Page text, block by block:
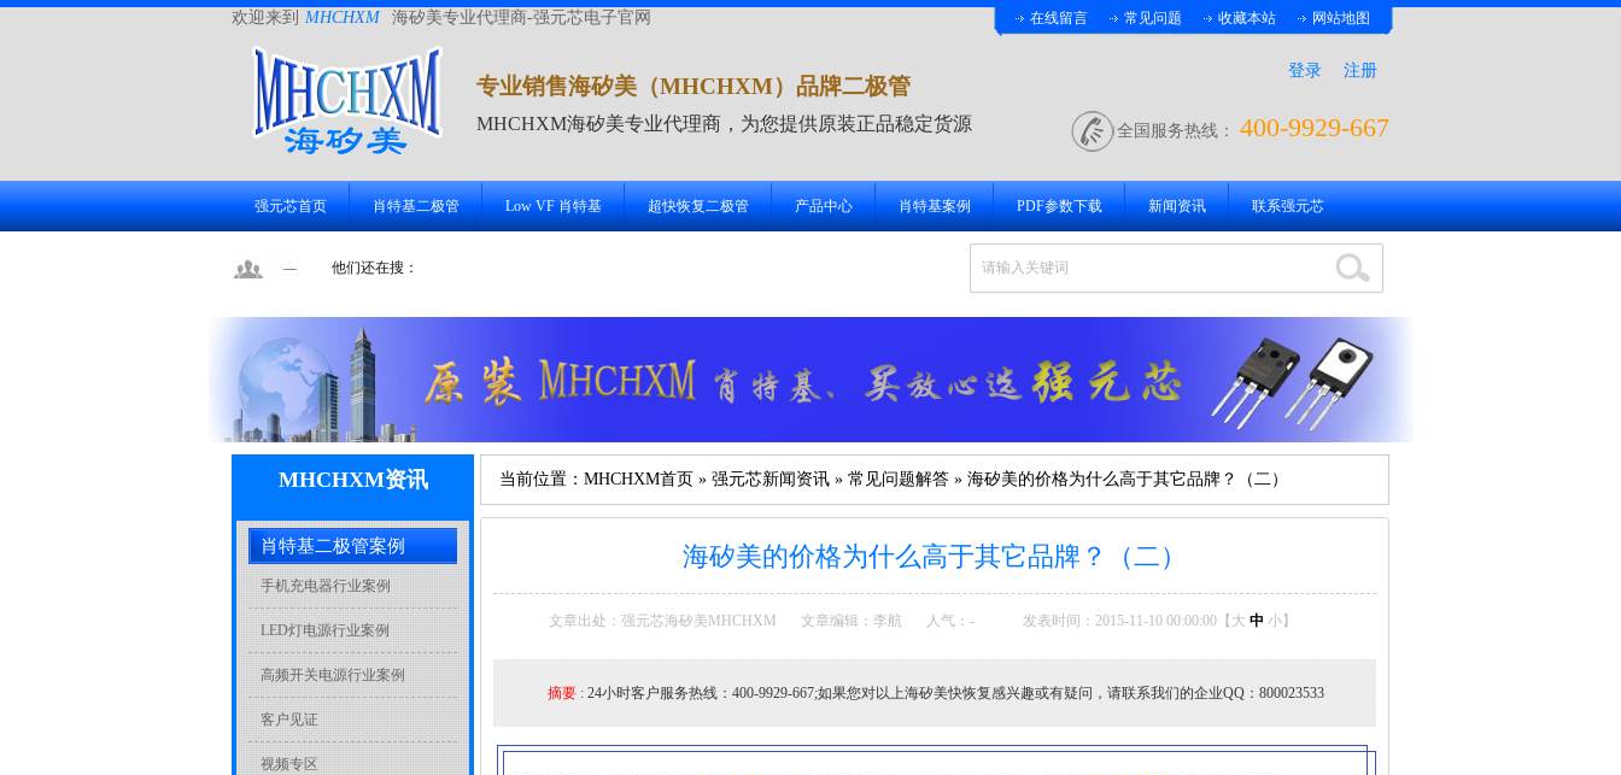
欢迎来到 MHCHXM 海矽美专业代理商-强元芯电子官网 在线留言 常见问题 收藏本站 网站地图
专业销售海矽美（MHCHXM）品牌二极管
MHCHXM海矽美专业代理商，为您提供原装正品稳定货源
登录 注册
全国服务热线： 400-9929-667
强元芯首页 肖特基二极管 Low VF 肖特基 超快恢复二极管 产品中心 肖特基案例 PDF参数下载 新闻资讯 联系强元芯
他们还在搜：
当前位置： MHCHXM首页 » 强元芯新闻资讯 » 常见问题解答 » 海矽美的价格为什么高于其它品牌？（二）
海矽美的价格为什么高于其它品牌？（二）
文章出处：强元芯海矽美MHCHXM 文章编辑：李航 人气： - 发表时间：2015-11-10 00:00:00【 大 中 小】
摘要 : 24小时客户服务热线：400-9929-667;如果您对以上海矽美快恢复感兴趣或有疑问，请联系我们的企业QQ：800023533
MHCHXM资讯
肖特基二极管案例
手机充电器行业案例
LED灯电源行业案例
高频开关电源行业案例
客户见证
视频专区